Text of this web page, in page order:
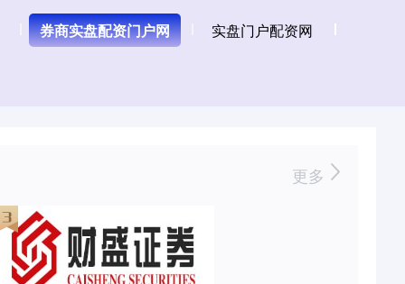
券商实盘配资门户网 实盘门户配资网
更多